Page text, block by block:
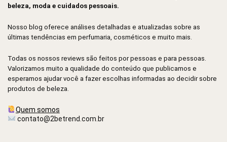
beleza, moda e cuidados pessoais.
Nosso blog oferece análises detalhadas e atualizadas sobre as
últimas tendências em perfumaria, cosméticos e muito mais.
Todas os nossos reviews são feitos por pessoas e para pessoas.
Valorizamos muito a qualidade do conteúdo que publicamos e
esperamos ajudar você a fazer escolhas informadas ao decidir sobre
produtos de beleza.
Quem somos
contato@2betrend.com.br